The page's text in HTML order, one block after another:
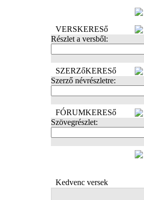
VERSKERESő
Részlet a versből:
SZERZőKERESő
Szerző névrészletre:
FÓRUMKERESő
Szövegrészlet:
Kedvenc versek